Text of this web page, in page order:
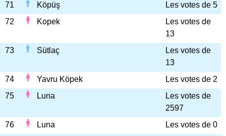
71
Köpüş
Les votes de 5
72
Kopek
Les votes de
13
73
Sütlaç
Les votes de
13
74
Yavru Köpek
Les votes de 2
75
Luna
Les votes de
2597
76
Luna
Les votes de 0